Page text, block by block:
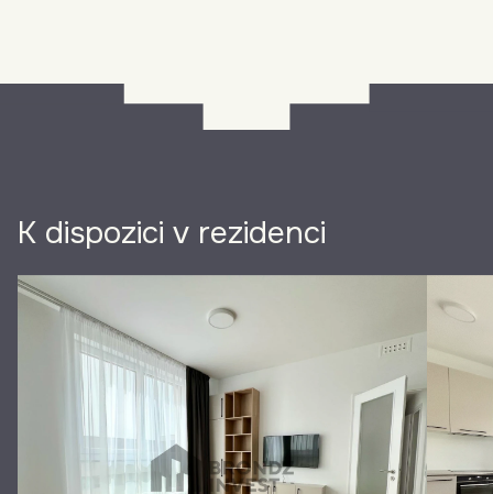
K dispozici v rezidenci